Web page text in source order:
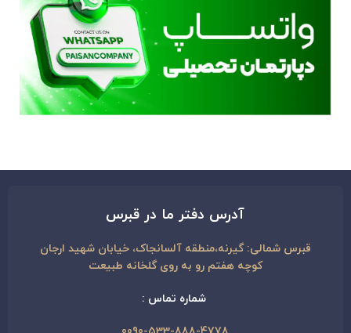
آدرس دفتر ما در قبرس
قبرس شمالی: گیرنه،منطقه آلسانجاک، خیابان شهید ارجان
کوچه هفتم رو به روی گلخانه طبیعت
شماره تماس :